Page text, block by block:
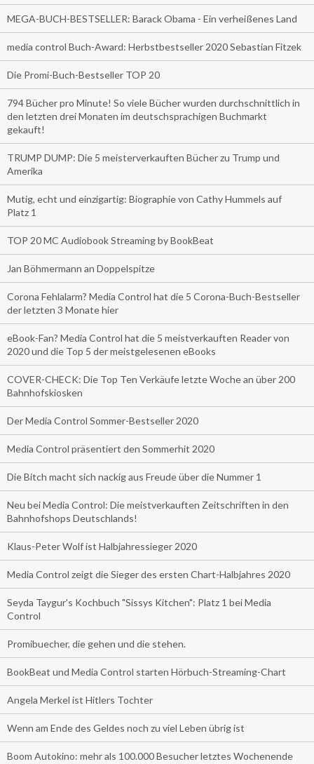
MEGA-BUCH-BESTSELLER: Barack Obama - Ein verheißenes Land
media control Buch-Award: Herbstbestseller 2020 Sebastian Fitzek
Die Promi-Buch-Bestseller TOP 20
794 Bücher pro Minute! So viele Bücher wurden durchschnittlich in
den letzten drei Monaten im deutschsprachigen Buchmarkt
gekauft!
TRUMP DUMP: Die 5 meisterverkauften Bücher zu Trump und
Amerika
Mutig, echt und einzigartig: Biographie von Cathy Hummels auf
Platz 1
TOP 20 MC Audiobook Streaming by BookBeat
Jan Böhmermann an Doppelspitze
Corona Fehlalarm? Media Control hat die 5 Corona-Buch-Bestseller
der letzten 3 Monate hier
eBook-Fan? Media Control hat die 5 meistverkauften Reader von
2020 und die Top 5 der meistgelesenen eBooks
COVER-CHECK: Die Top Ten Verkäufe letzte Woche an über 200
Bahnhofskiosken
Der Media Control Sommer-Bestseller 2020
Media Control präsentiert den Sommerhit 2020
Die Bitch macht sich nackig aus Freude über die Nummer 1
Neu bei Media Control: Die meistverkauften Zeitschriften in den
Bahnhofshops Deutschlands!
Klaus-Peter Wolf ist Halbjahressieger 2020
Media Control zeigt die Sieger des ersten Chart-Halbjahres 2020
Seyda Taygur's Kochbuch "Sissys Kitchen": Platz 1 bei Media
Control
Promibuecher, die gehen und die stehen.
BookBeat und Media Control starten Hörbuch-Streaming-Chart
Angela Merkel ist Hitlers Tochter
Wenn am Ende des Geldes noch zu viel Leben übrig ist
Boom Autokino: mehr als 100.000 Besucher letztes Wochenende